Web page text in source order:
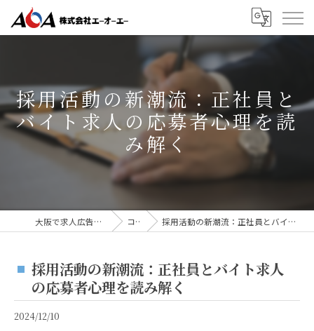
採用活動の新潮流：正社員と
バイト求人の応募者心理を読
み解く
大阪で求人広告なら株式会社AOA コラム 採用活動の新潮流：正社員とバイト求人の応募者心理を読み解く
採用活動の新潮流：正社員とバイト求人
の応募者心理を読み解く
2024/12/10